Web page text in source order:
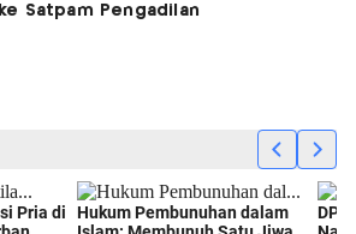
ke Satpam Pengadilan